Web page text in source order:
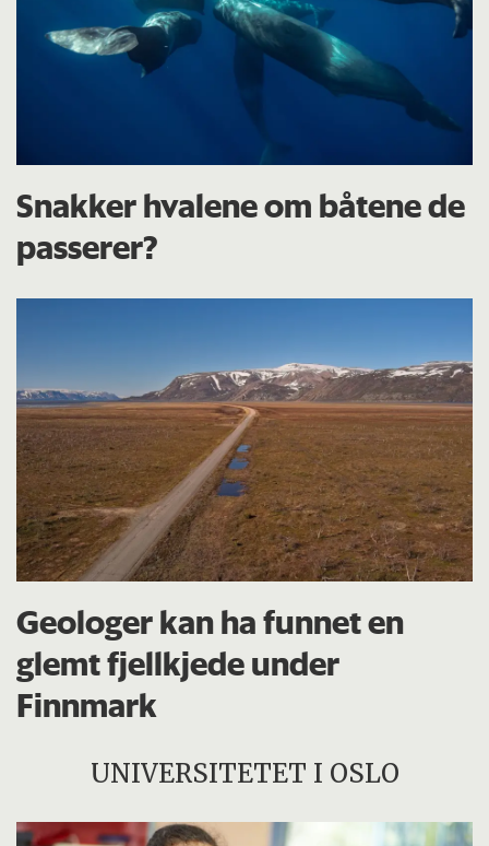
Snakker hvalene om båtene de
passerer?
Geologer kan ha funnet en
glemt fjellkjede under
Finnmark
UNIVERSITETET I OSLO